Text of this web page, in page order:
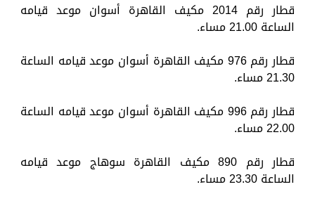
قطار رقم 2014 مكيف القاهرة أسوان موعد قيامه
الساعة 21.00 مساء.
قطار رقم 976 مكيف القاهرة أسوان موعد قيامه الساعة
21.30 مساء.
قطار رقم 996 مكيف القاهرة أسوان موعد قيامه الساعة
22.00 مساء.
قطار رقم 890 مكيف القاهرة سوهاج موعد قيامه
الساعة 23.30 مساء.